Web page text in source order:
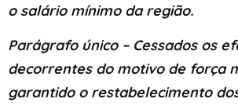
o salário mínimo da região.
Parágrafo único – Cessados os
decorrentes do motivo de força
garantido o restabelecimento